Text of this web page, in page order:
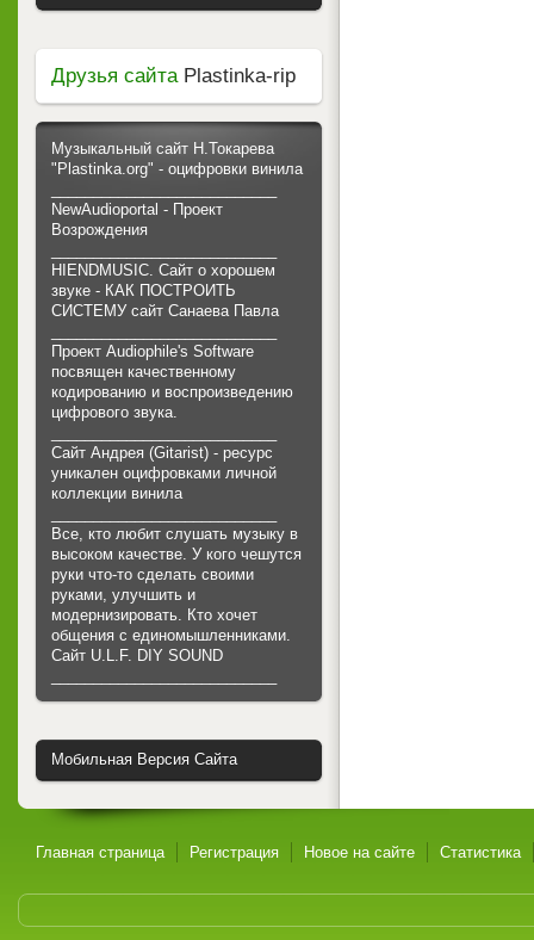
Друзья сайтаPlastinka-rip
Музыкальный сайт Н.Токарева
"Plastinka.org" - оцифровки винила
NewAudioportal - Проект
Возрождения
HIENDMUSIC. Сайт о хорошем
звуке - КАК ПОСТРОИТЬ
СИСТЕМУ сайт Санаева Павла
Проект Audiophile's Software
посвящен качественному
кодированию и воспроизведению
цифрового звука.
Сайт Андрея (Gitarist) - ресурс
уникален оцифровками личной
коллекции винила
Все, кто любит слушать музыку в
высоком качестве. У кого чешутся
руки что-то сделать своими
руками, улучшить и
модернизировать. Кто хочет
общения с единомышленниками.
Cайт U.L.F. DIY SOUND
Мобильная Версия Сайта
Главная страница Регистрация Новое на сайте Статистика